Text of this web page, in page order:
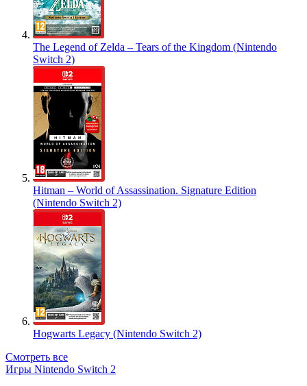
The Legend of Zelda – Tears of the Kingdom (Nintendo
Switch 2)
Hitman – World of Assassination. Signature Edition
(Nintendo Switch 2)
Hogwarts Legacy (Nintendo Switch 2)
Смотреть все
Игры Nintendo Switch 2